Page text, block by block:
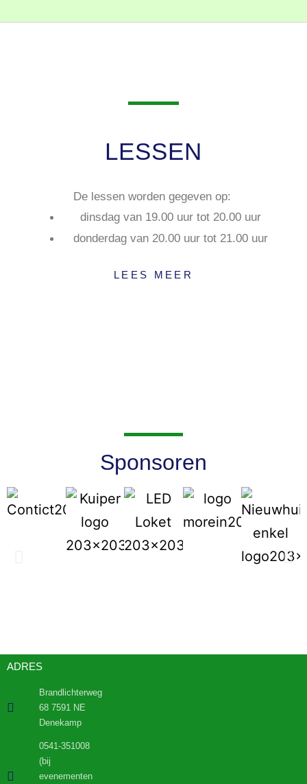
LESSEN
De lessen worden gegeven op:
dinsdag van 19.00 uur tot 20.00 uur
donderdag van 20.00 uur tot 21.00 uur
LEES MEER
Sponsoren
ADRES
Brandlichterweg
68 7591 NE
Denekamp
0541-351008
(bij
evenementen